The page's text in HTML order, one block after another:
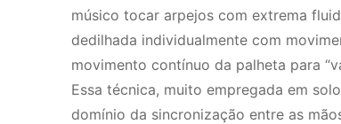
músico tocar arpejos com extrema
dedilhada individualmente com
movimento contínuo da palheta para
Essa técnica, muito empregada em
domínio da sincronização entre as